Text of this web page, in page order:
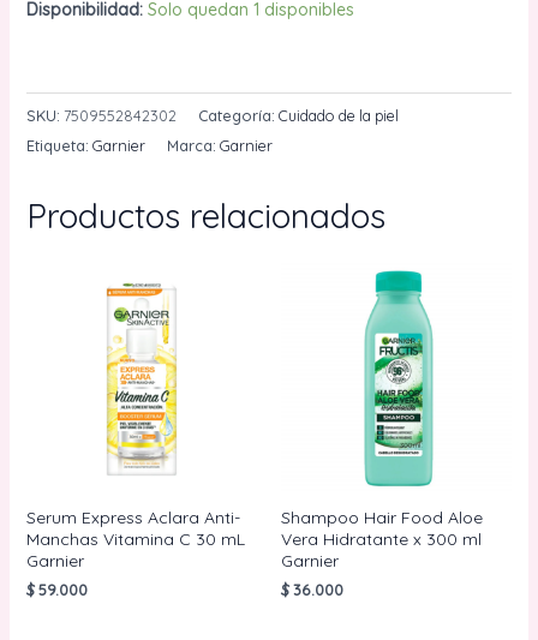
Disponibilidad: Solo quedan 1 disponibles
Con
Vitamina
Express
Aclara
SKU: 7509552842302 Categoría: Cuidado de la piel
Etiqueta: Garnier Marca: Garnier
Productos relacionados
Serum Express Aclara Anti-
Manchas Vitamina C 30 mL
Garnier
$59.000
Shampoo Hair Food Aloe
Vera Hidratante x 300 ml
Garnier
$36.000